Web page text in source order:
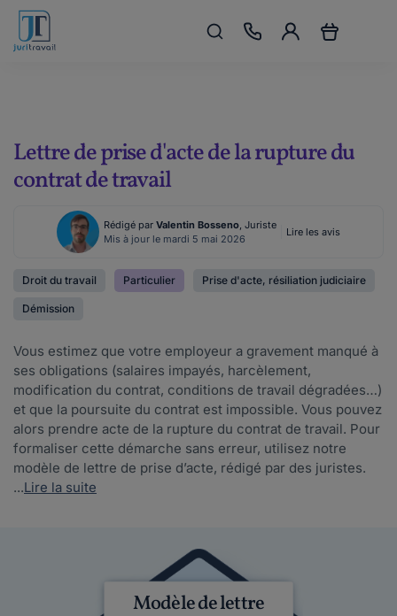
Modèle de lettre
Lettre de prise d'acte de la rupture du
contrat de travail
Rédigé par Valentin Bosseno, Juriste
Mis à jour le mardi 5 mai 2026
Lire les avis
Droit du travail Particulier Prise d'acte, résiliation judiciaire
Démission
Vous estimez que votre employeur a gravement manqué à
ses obligations (salaires impayés, harcèlement,
modification du contrat, conditions de travail dégradées…)
et que la poursuite du contrat est impossible. Vous pouvez
alors prendre acte de la rupture du contrat de travail. Pour
formaliser cette démarche sans erreur, utilisez notre
modèle de lettre de prise d’acte, rédigé par des juristes.
...Lire la suite